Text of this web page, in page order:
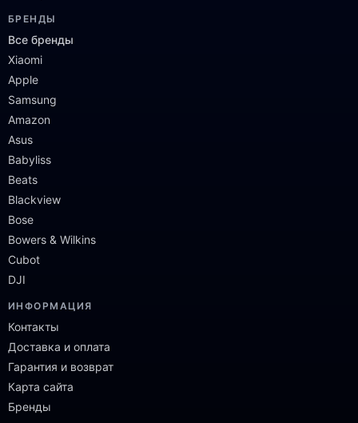
БРЕНДЫ
Все бренды
Xiaomi
Apple
Samsung
Amazon
Asus
Babyliss
Beats
Blackview
Bose
Bowers & Wilkins
Cubot
DJI
ИНФОРМАЦИЯ
Контакты
Доставка и оплата
Гарантия и возврат
Карта сайта
Бренды